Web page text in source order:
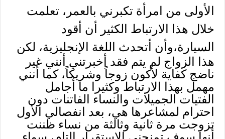
الأولى من امرأة تكبرني بالعمر، تعلمت
خلال هذا الارتباط الكثير أن أقود
السيارة،وأن أتحدث اللغة الإنجليزية، لكن
هذا الزواج لم يتم فقد أخبرتني أنني غير
ناضج كفاية لأكون زوجاً وشريكاً، كما أنني
مهمل بهذا الارتباط وكثيرا ما أجامل
الفتيات الجميلات والنساء الفاتنات دون
احترام لمشاعرها هي، بعد انفصالي الأول
تزوجت مرة ثانية وثالثة من نساء ظننت